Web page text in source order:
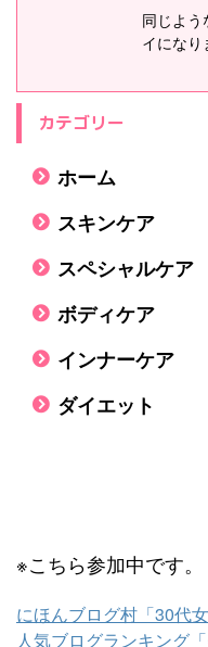
同じよ
イにな
カテゴリー
ホーム
スキンケア
スペシャルケア
ボディケア
インナーケア
ダイエット
※こちら参加中です。
にほんブログ村「30代女
人気ブログランキング「